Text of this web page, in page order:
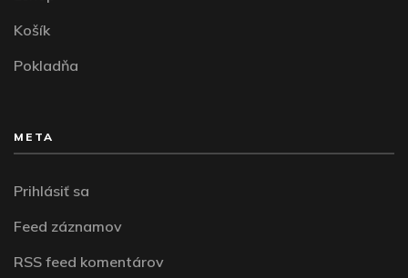
Košík
Pokladňa
META
Prihlásiť sa
Feed záznamov
RSS feed komentárov